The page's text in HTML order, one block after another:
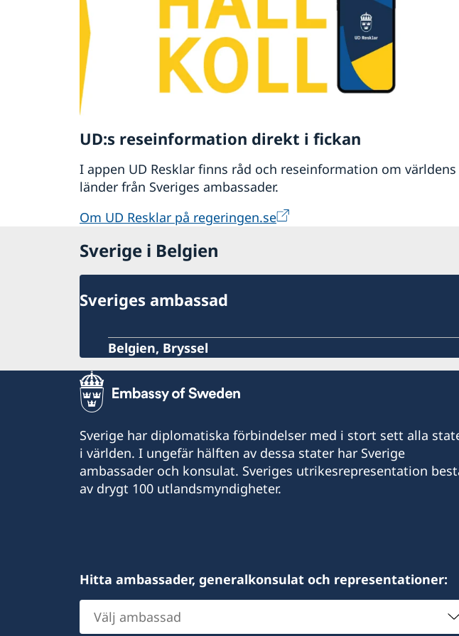
Om du har tappat bort ditt pass ska du spärra passet genom
poliskontor i Belgien.
UD:s reseinformation direkt i fickan
I appen UD Resklar finns råd och reseinformation om världens
länder från Sveriges ambassader.
Om UD Resklar på regeringen.se
Sverige i Belgien
Sveriges ambassad
Belgien, Bryssel
Sverige har diplomatiska förbindelser med i stort sett alla
i världen. I ungefär hälften av dessa stater har Sverige
ambassader och konsulat. Sveriges utrikesrepresentation
av drygt 100 utlandsmyndigheter.
Hitta ambassader, generalkonsulat och representationer:
Välj
ambassad